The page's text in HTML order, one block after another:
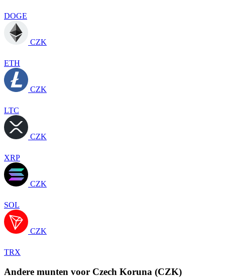
DOGE
CZK
ETH
CZK
LTC
CZK
XRP
CZK
SOL
CZK
TRX
Andere munten voor Czech Koruna (CZK)